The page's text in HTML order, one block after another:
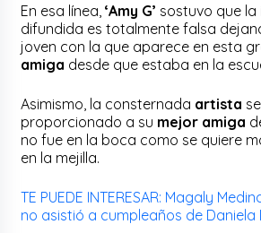
En esa línea,‘Amy G’ sostuvo que
difundida es totalmente falsa
joven con la que aparece en esta
amiga desde que estaba en la
Asimismo, la consternada artista
proporcionado a su mejor amiga
no fue en la boca como se quiere
en la mejilla.
TE PUEDE INTERESAR: Magaly
no asistió a cumpleaños de Daniela